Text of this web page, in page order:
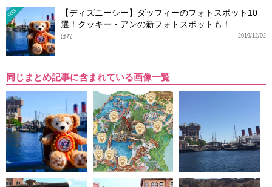
TDS
【ディズニーシー】ダッフィーのフォトスポット10
選！クッキー・アンの新フォトスポットも！
2019/12/02
はな
同じまとめ記事に含まれている画像一覧